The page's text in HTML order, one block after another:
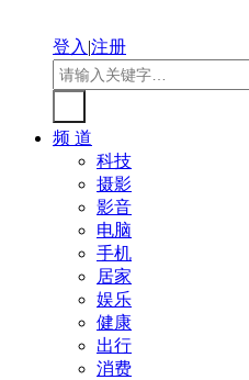
登入|注册
频 道
科技
摄影
影音
电脑
手机
居家
娱乐
健康
出行
消费